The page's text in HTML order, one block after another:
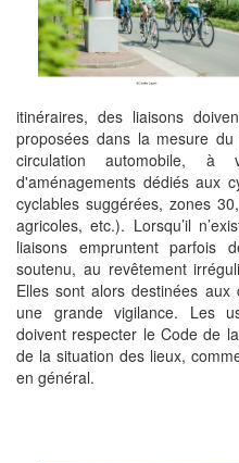
itinéraires, des liaisons
proposées dans la mesure
circulation automobile, à
d'aménagements dédiés aux
cyclables suggérées, zones
agricoles, etc.). Lorsqu’il
liaisons empruntent parfois
soutenu, au revêtement
Elles sont alors destinées aux
une grande vigilance. Les
doivent respecter le Code de
de la situation des lieux,
en général.